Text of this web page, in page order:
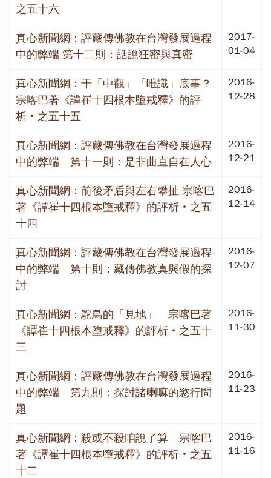
之五十六
真心新聞網：評藏傳佛教在台灣發展過程
中的弊端 第十二則：話說狂密與真密
2017-
01-04
真心新聞網：干「中觀」「唯識」底事？
宗喀巴著《譚崔十四根本墮戒釋》的評
析‧之五十五
2016-
12-28
真心新聞網：評藏傳佛教在台灣發展過程
中的弊端 第十一則：是非曲直自在人心
2016-
12-21
真心新聞網：前後矛盾與左右攀扯 宗喀巴
著《譚崔十四根本墮戒釋》的評析‧之五
十四
2016-
12-14
真心新聞網：評藏傳佛教在台灣發展過程
中的弊端 第十則：藏傳佛教真與假的探
討
2016-
12-07
真心新聞網：鴕鳥的「見地」 宗喀巴著
《譚崔十四根本墮戒釋》的評析‧之五十
三
2016-
11-30
真心新聞網：評藏傳佛教在台灣發展過程
中的弊端 第九則：探討諸喇嘛的慾行問
題
2016-
11-23
真心新聞網：殺或不殺咱說了算 宗喀巴
著《譚崔十四根本墮戒釋》的評析‧之五
十二
2016-
11-16